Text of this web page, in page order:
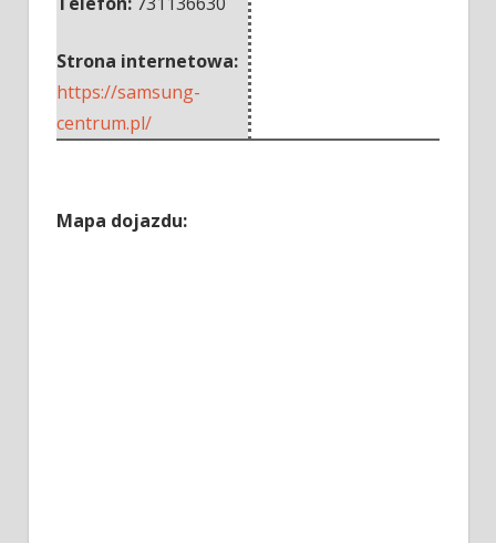
Strona internetowa:
https://samsung-
centrum.pl/
Mapa dojazdu: